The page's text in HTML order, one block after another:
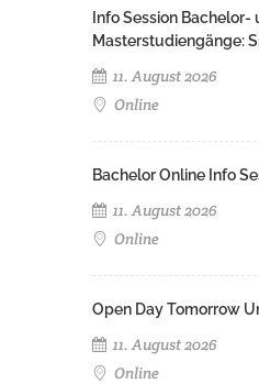
Info Session Bachelor-
Masterstudiengänge:
11. August 2026
Online
Bachelor Online Info
11. August 2026
Online
Open Day Tomorrow
11. August 2026
Online